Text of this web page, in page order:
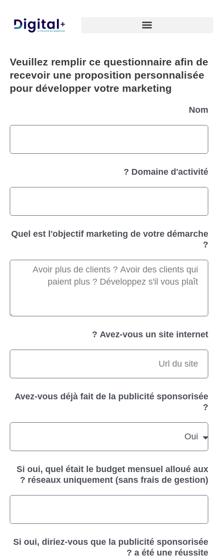
content
Veuillez remplir ce questionnaire afin de
recevoir une proposition personnalisée
pour développer votre marketing
Nom
Domaine d'activité ?
Quel est l'objectif marketing de votre démarche
?
Avez-vous un site internet ?
Avez-vous déjà fait de la publicité sponsorisée
?
Si oui, quel était le budget mensuel alloué aux
réseaux uniquement (sans frais de gestion) ?
Si oui, diriez-vous que la publicité sponsorisée
a été une réussite ?